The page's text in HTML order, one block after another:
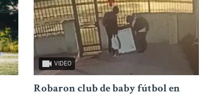
VIDEO
Robaron club de baby fútbol en